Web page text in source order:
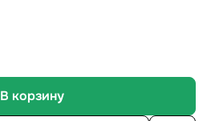
В корзину